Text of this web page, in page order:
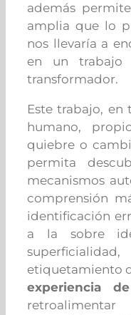
además
amplia que lo
nos llevaría a
en un trabajo
transformador.
Este trabajo, en
humano,
quiebre o
permita
mecanismos
comprensión
identificación
a la sobre
etiquetamiento
experiencia